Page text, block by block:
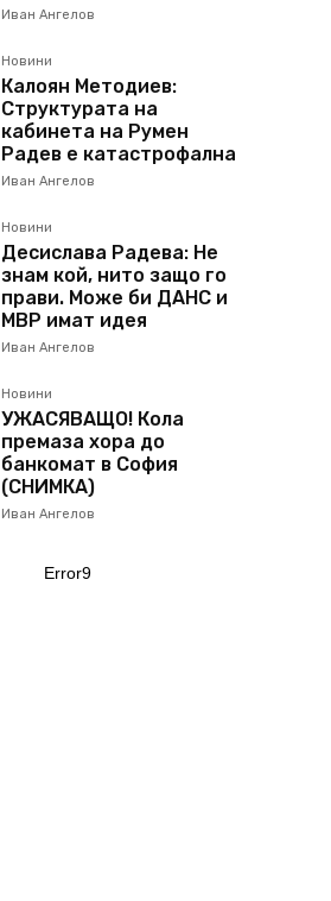
Иван Ангелов
Новини
Калоян Методиев:
Структурата на
кабинета на Румен
Радев е катастрофална
Иван Ангелов
Новини
Десислава Радева: Не
знам кой, нито защо го
прави. Може би ДАНС и
МВР имат идея
Иван Ангелов
Новини
УЖАСЯВАЩО! Кола
премаза хора до
банкомат в София
(СНИМКА)
Иван Ангелов
Error9